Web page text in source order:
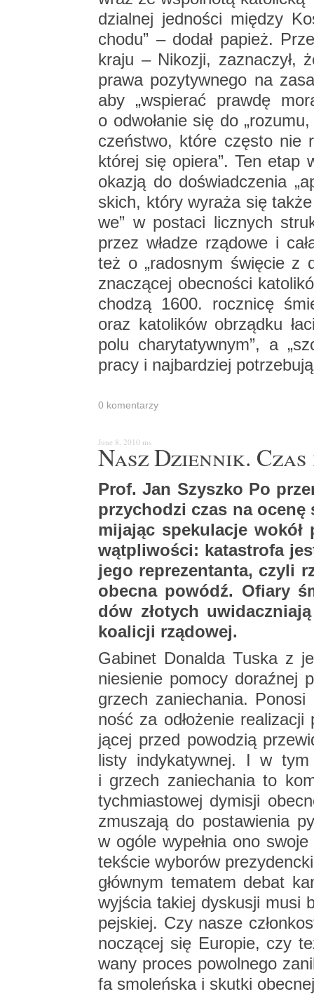
dzial­nej jed­no­ści mię­dzy
cho­du” – dodał pa­pież.
kraju – Ni­ko­zji, za­zna­czył,
prawa po­zy­tyw­ne­go na
aby „wspie­rać praw­dę
o od­wo­ła­nie się do
czeń­stwo, które czę­sto nie
któ­rej się opie­ra”. Ten etap
oka­zją do do­świad­cze­nia
skich, który wy­ra­ża się
we” w po­sta­ci licz­nych
przez wła­dze rzą­do­we i
też o „ra­do­snym świę­cie z
zna­czą­cej obec­no­ści
cho­dzą 1600. rocz­ni­cę
oraz ka­to­li­ków ob­rząd­ku
polu cha­ry­ta­tyw­nym”, a
pracy i naj­bar­dziej
0 ko­men­ta­rzy
June 8, 2010 ms
Nasz Dzien­nik.
Prof. Jan Szysz­ko Po
przy­cho­dzi czas na
mi­ja­jąc spe­ku­la­cje
wąt­pli­wo­ści: ka­ta­stro­fa
jego re­pre­zen­tan­ta, czyli
obec­na po­wódź. Ofia­ry
dów zło­tych
ko­ali­cji rzą­do­wej.
Ga­bi­net Do­nal­da Tuska z
nie­sie­nie po­mo­cy do­raź­nej
grzech za­nie­cha­nia.
ność za odło­że­nie
ją­cej przed po­wo­dzią
listy in­dy­ka­tyw­nej. I w tym
i grzech za­nie­cha­nia to
tych­mia­sto­wej dy­mi­sji
zmu­sza­ją do po­sta­wie­nia
w ogóle wy­peł­nia ono
tek­ście wy­bo­rów
głów­nym te­ma­tem debat
wyj­ścia ta­kiej dys­ku­sji musi
pej­skiej. Czy nasze
no­czą­cej się Eu­ro­pie, czy
wa­ny pro­ces po­wol­ne­go
fa smo­leń­ska i skut­ki